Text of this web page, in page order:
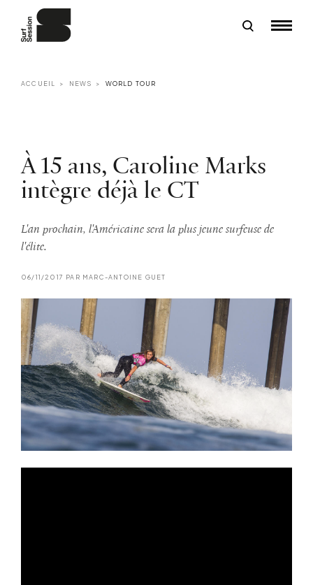
ACCUEIL NEWS WORLD TOUR
À 15 ans, Caroline Marks
intègre déjà le CT
L'an prochain, l'Américaine sera la plus jeune surfeuse de
l'élite.
06/11/2017 PAR MARC-ANTOINE GUET